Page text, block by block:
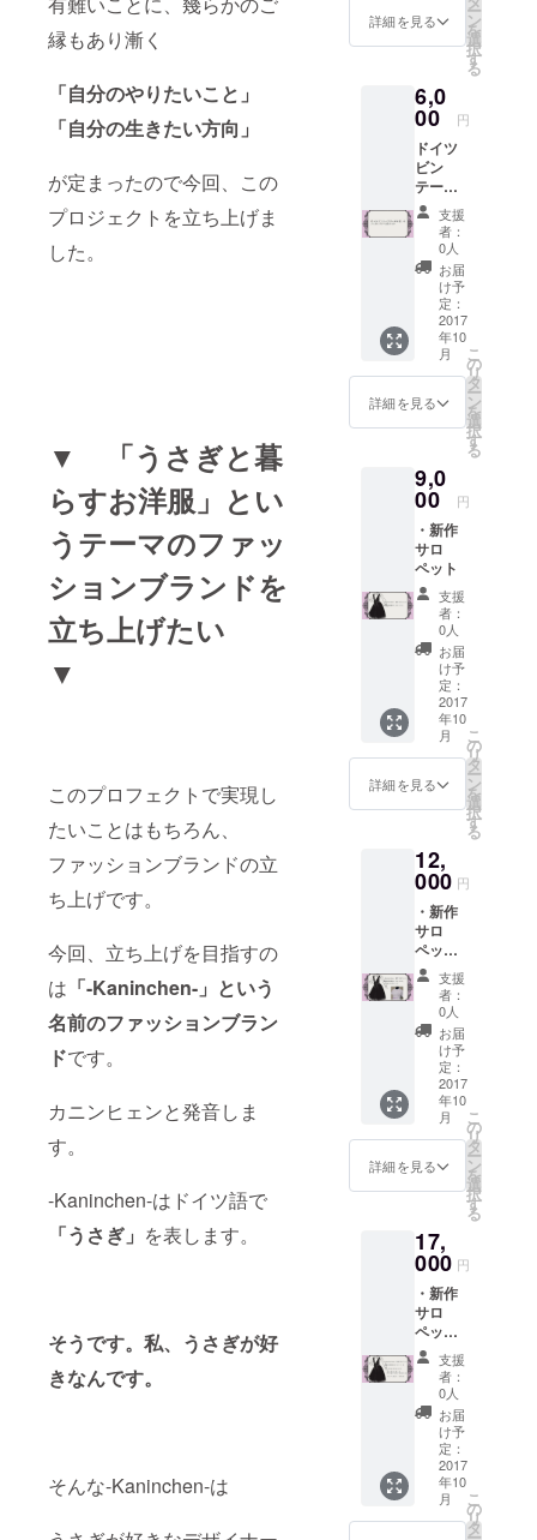
縁もあり漸く
「自分のやりたいこと」
「自分の生きたい方向」
が定まったので今回、この
プロジェクトを立ち上げま
した。
▼ 「うさぎと暮
らすお洋服」とい
うテーマのファッ
ションブランドを
立ち上げたい
▼
このプロフェクトで実現し
たいことはもちろん、
ファッションブランドの立
ち上げです。
今回、立ち上げを目指すの
は 「-Kaninchen-」という
名前のファッションブラン
ドです。
カニンヒェンと発音しま
す。
-Kaninchen-はドイツ語で
「うさぎ」 を表します。
そうです。私、うさぎが好
きなんです。
そんな-Kaninchen-は
のうち
のお色1
くる
ね！！
です。
Tシャ
ツの上
を兎の
足あと
が走っ
ている
デザイ
ン。 ・
メンズ
向けア
クセサ
リー
カフス
やネク
タイピ
ン、
定して
いま
商品は
お選び
いただ
けませ
ん。ラ
ンダム
です。
詳細を見る ー
ン
を
選
択
す
る
6,0
00 円
ドイツ
ビン
テージ
ビーズ
を使っ
た アク
セサ
リー3点
セット
支援
者：
0人
お届
け予
定：
2017
年10
月
詳細を見る
こ
の
リ
タ
ー
ン
を
選
択
す
る
9,0
00 円
・新作
サロ
ペット
支援
者：
0人
お届
け予
定：
2017
年10
月
詳細を見る
こ
の
リ
タ
ー
ン
を
選
択
す
る
12,
000 円
・新作
サロ
ペット
・オリ
ジナルT
シャツ
「Ich
bin kurz
weg !!
」 ド
イツ語
「ちょ
っと出
かけて
」とい
う意味
です。
Tシャ
ツの上
を兎の
足あと
が走っ
ている
デザイ
ン。
支援
者：
0人
お届
け予
定：
2017
年10
月
詳細を見る
こ
の
リ
タ
ー
ン
を
選
択
す
る
17,
000 円
・新作
サロ
ペット
・オリ
ジナルT
シャ
ツ
「Ich
bin kurz
weg !!
」 ド
イツ語
で
支援
者：
0人
お届
け予
定：
2017
年10
月
こ
の
リ
タ